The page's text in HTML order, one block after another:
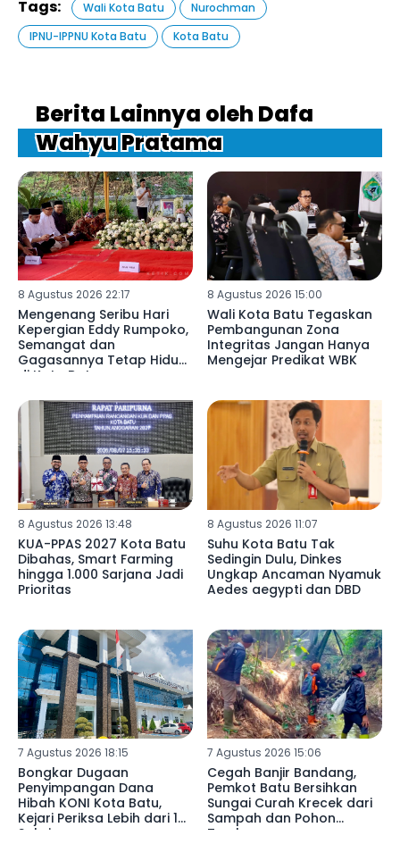
Tags: Wali Kota Batu
Nurochman
IPNU-IPPNU Kota Batu
Kota Batu
Berita Lainnya oleh Dafa
Wahyu Pratama
8 Agustus 2026 22:17
Mengenang Seribu Hari
Kepergian Eddy Rumpoko,
Semangat dan
Gagasannya Tetap Hidup
di Kota Batu
8 Agustus 2026 15:00
Wali Kota Batu Tegaskan
Pembangunan Zona
Integritas Jangan Hanya
Mengejar Predikat WBK
8 Agustus 2026 13:48
KUA-PPAS 2027 Kota Batu
Dibahas, Smart Farming
hingga 1.000 Sarjana Jadi
Prioritas
8 Agustus 2026 11:07
Suhu Kota Batu Tak
Sedingin Dulu, Dinkes
Ungkap Ancaman Nyamuk
Aedes aegypti dan DBD
7 Agustus 2026 18:15
Bongkar Dugaan
Penyimpangan Dana
Hibah KONI Kota Batu,
Kejari Periksa Lebih dari 15
Saksi
7 Agustus 2026 15:06
Cegah Banjir Bandang,
Pemkot Batu Bersihkan
Sungai Curah Krecek dari
Sampah dan Pohon
Tumbang